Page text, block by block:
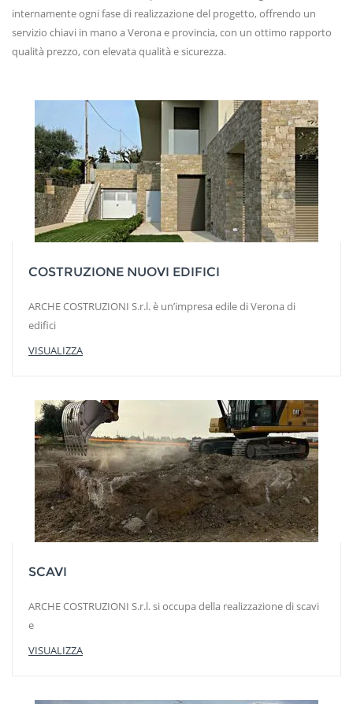
internamente ogni fase di realizzazione del progetto, offrendo un
servizio chiavi in mano a Verona e provincia, con un ottimo rapporto
qualità prezzo, con elevata qualità e sicurezza.
COSTRUZIONE NUOVI EDIFICI
ARCHE COSTRUZIONI S.r.l. è un’impresa edile di Verona di
edifici
VISUALIZZA
SCAVI
ARCHE COSTRUZIONI S.r.l. si occupa della realizzazione di scavi
e
VISUALIZZA